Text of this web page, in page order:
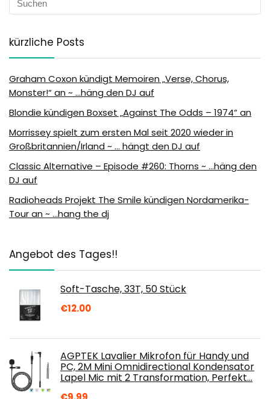
kürzliche Posts
Graham Coxon kündigt Memoiren „Verse, Chorus,
Monster!“ an ~ …häng den DJ auf
Blondie kündigen Boxset „Against The Odds – 1974“ an
Morrissey spielt zum ersten Mal seit 2020 wieder in
Großbritannien/Irland ~ … hängt den DJ auf
Classic Alternative – Episode #260: Thorns ~ …häng den
DJ auf
Radioheads Projekt The Smile kündigen Nordamerika-
Tour an ~ …hang the dj
Angebot des Tages!!
Soft-Tasche, 33T, 50 Stück
€12.00
AGPTEK Lavalier Mikrofon für Handy und
PC, 2M Mini Omnidirectional Kondensator
Lapel Mic mit 2 Transformation, Perfekt…